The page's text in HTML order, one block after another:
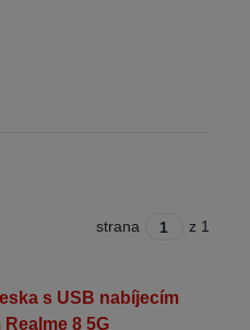
strana z 1